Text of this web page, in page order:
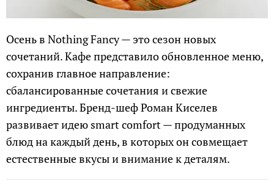
Осень в Nothing Fancy — это сезон новых
сочетаний. Кафе представило обновленное меню,
сохранив главное направление:
сбалансированные сочетания и свежие
ингредиенты. Бренд-шеф Роман Киселев
развивает идею smart comfort — продуманных
блюд на каждый день, в которых он совмещает
естественные вкусы и внимание к деталям.